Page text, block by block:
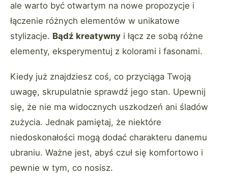
ale warto być otwartym na nowe propozycje i
łączenie różnych elementów w unikatowe
stylizacje. Bądź kreatywny i łącz ze sobą różne
elementy, eksperymentuj z kolorami i fasonami.
Kiedy już znajdziesz coś, co przyciąga Twoją
uwagę, skrupulatnie sprawdź jego stan. Upewnij
się, że nie ma widocznych uszkodzeń ani śladów
zużycia. Jednak pamiętaj, że niektóre
niedoskonałości mogą dodać charakteru danemu
ubraniu. Ważne jest, abyś czuł się komfortowo i
pewnie w tym, co nosisz.